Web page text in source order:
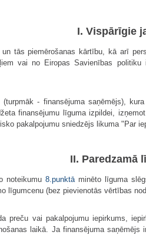
I. Vispārīgie
tās piemērošanas kārtību, kā arī
vai no Eiropas Savienības
- finansējuma saņēmējs),
finansējumu līguma izpildei,
pakalpojumu sniedzējs likuma "Par
II. Paredzamā
noteikumu 8.punktāminēto līguma
līgumcenu (bez pievienotās vērtības
preču vai pakalpojumu iepirkums,
laikā. Ja finansējuma